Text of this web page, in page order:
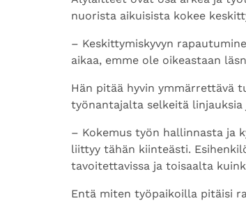
nuorista aikuisista kokee
– Keskittymiskyvyn
aikaa, emme ole oikeastaan
Hän pitää hyvin ymmärrettävä
työnantajalta selkeitä
– Kokemus työn hallinnasta ja
liittyy tähän kiinteästi.
tavoitettavissa ja toisaalta
Entä miten työpaikoilla pitäisi